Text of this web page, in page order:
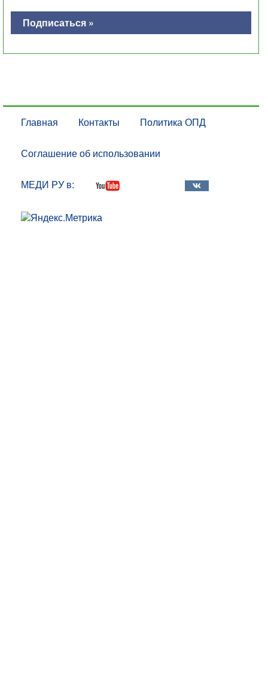
Подписаться »
Главная Контакты Политика ОПД
Соглашение об использовании
МЕДИ РУ в: